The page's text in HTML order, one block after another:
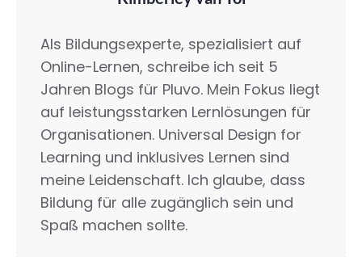
Als Bildungsexperte, spezialisiert auf
Online-Lernen, schreibe ich seit 5
Jahren Blogs für Pluvo. Mein Fokus liegt
auf leistungsstarken Lernlösungen für
Organisationen. Universal Design for
Learning und inklusives Lernen sind
meine Leidenschaft. Ich glaube, dass
Bildung für alle zugänglich sein und
Spaß machen sollte.